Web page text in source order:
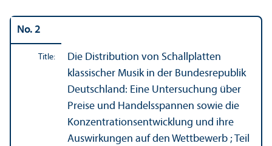
No. 2
Title:
Die Distribution von Schallplatten
klassischer Musik in der Bundesrepublik
Deutschland: Eine Untersuchung über
Preise und Handelsspannen sowie die
Konzentrationsentwicklung und ihre
Auswirkungen auf den Wettbewerb ; Teil